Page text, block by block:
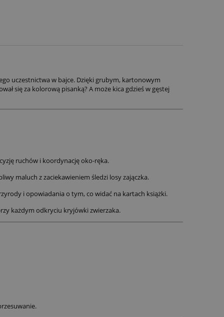
uczestnictwa w bajce. Dzięki grubym, kartonowym
się za kolorową pisanką? A może kica gdzieś w gęstej
ruchów i koordynację oko-ręka.
maluch z zaciekawieniem śledzi losy zajączka.
i opowiadania o tym, co widać na kartach książki.
każdym odkryciu kryjówki zwierzaka.